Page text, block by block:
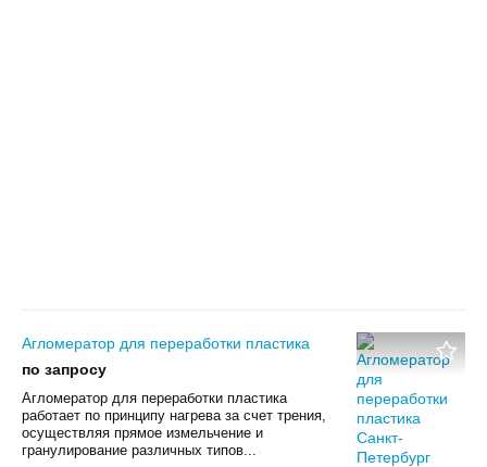
Агломератор для переработки пластика
по запросу
Агломератор для переработки пластика
работает по принципу нагрева за счет трения,
осуществляя прямое измельчение и
гранулирование различных типов...